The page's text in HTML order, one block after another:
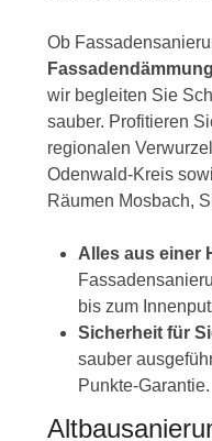
Ob
Fassadendämmung
wir begleiten Sie
sauber. Profitieren
regionalen
Odenwald-Kreis
Räumen Mosbach,
Alles aus einer
bis zum
Sicherheit für
sauber
Punkte-Garantie.